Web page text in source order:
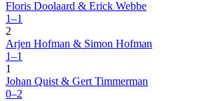
Floris Doolaard & Erick Webbe
1–1
2
Arjen Hofman & Simon Hofman
1–1
1
Johan Quist & Gert Timmerman
0–2